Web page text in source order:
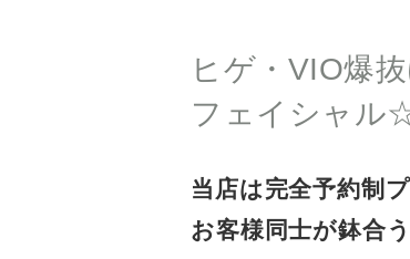
ヒゲ・VIO爆
フェイシャル
当店は完全予約制
お客様同士が鉢合